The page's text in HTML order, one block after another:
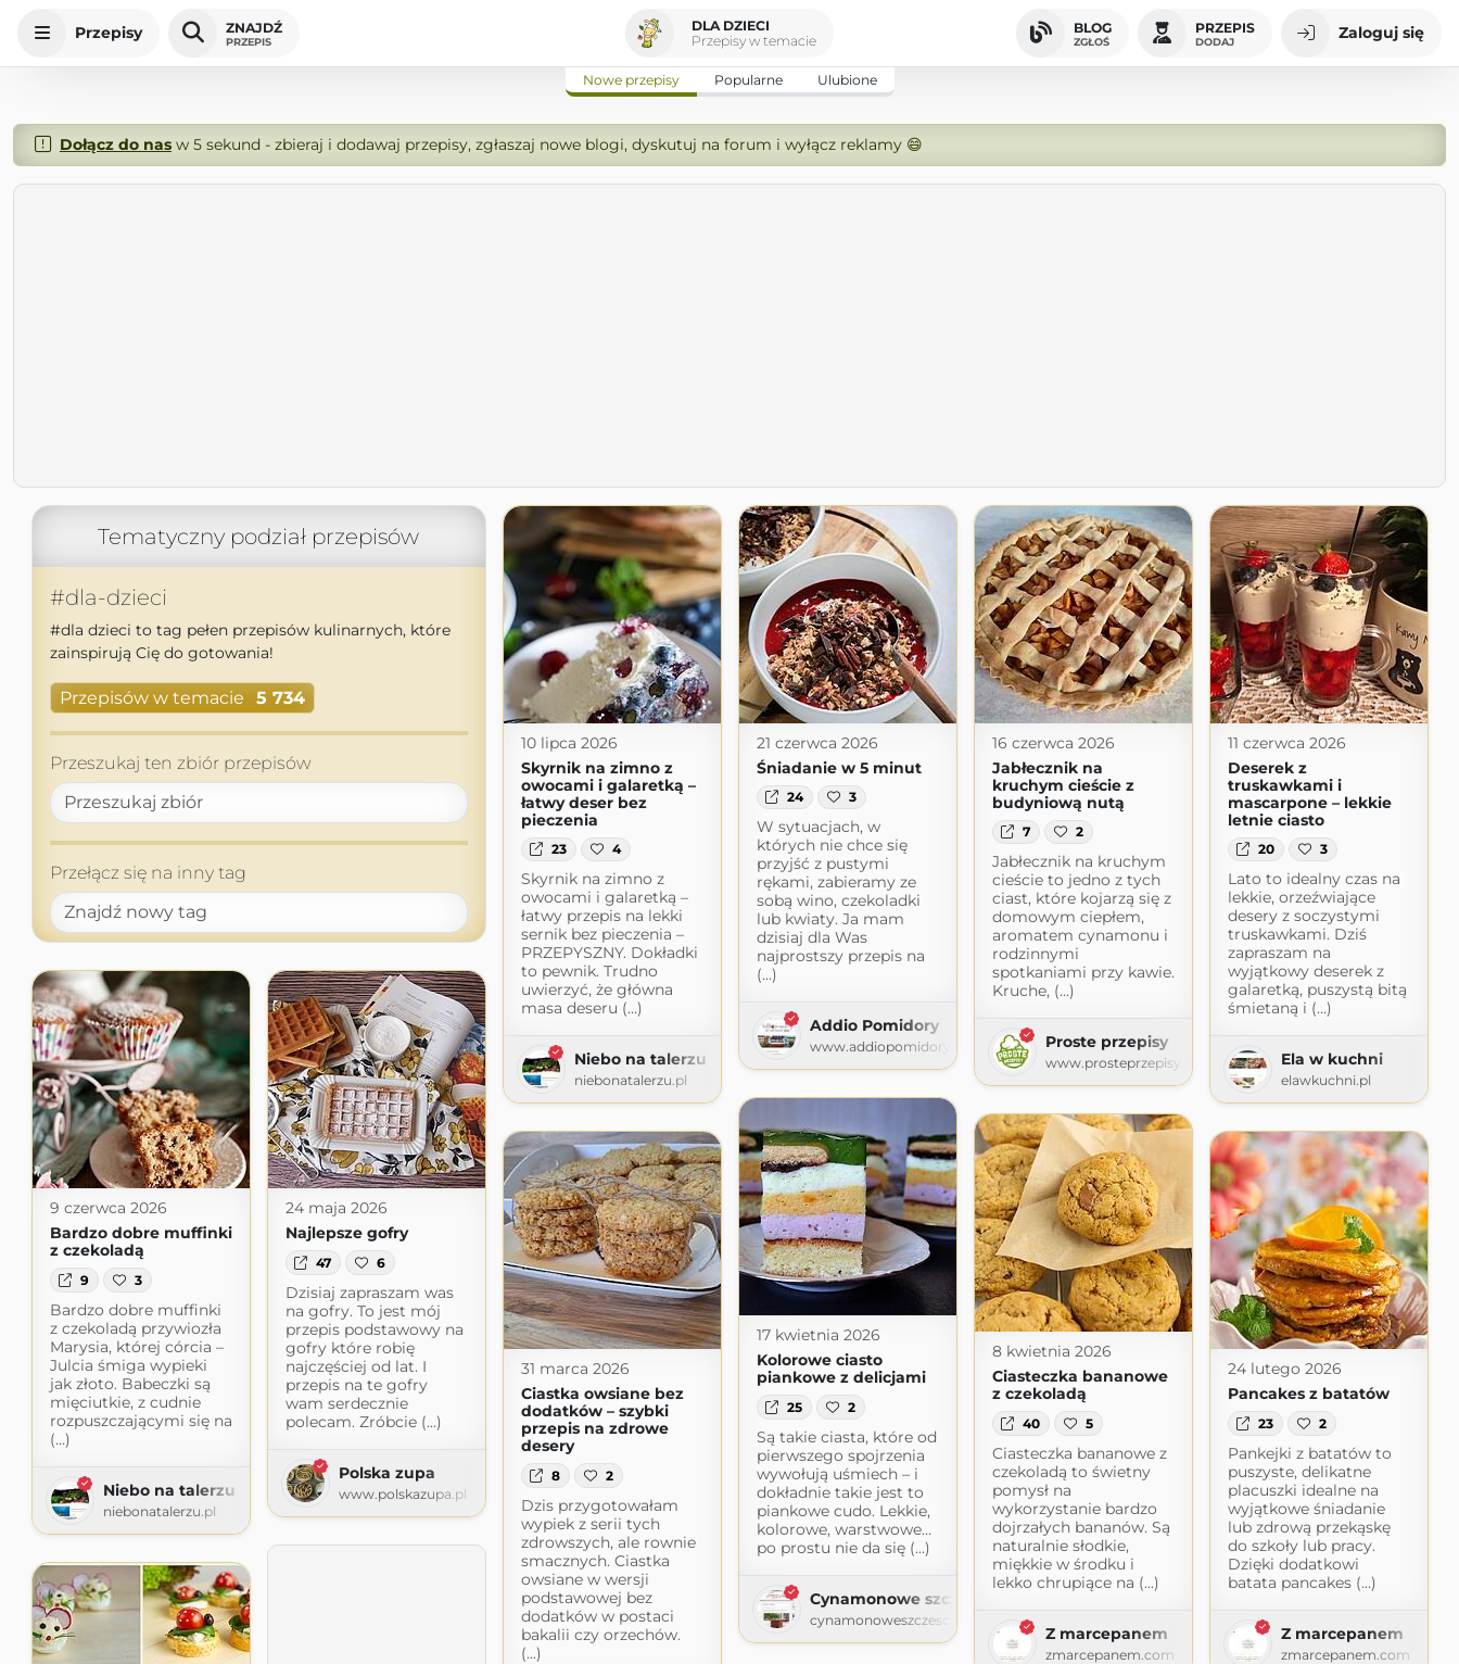
Przepisy ZNAJDŹ
PRZEPIS
DLA DZIECI
Przepisy w temacie
BLOG
ZGŁOŚ
PRZEPIS
DODAJ Zaloguj się
Nowe przepisy Popularne Ulubione
Dołącz do nasw 5 sekund - zbieraj i dodawaj przepisy, zgłaszaj nowe blogi, dyskutuj na forum i wyłącz reklamy 😄
Tematyczny podział przepisów
#dla-dzieci
#dla dzieci to tag pełen przepisów kulinarnych, które
zainspirują Cię do gotowania!
Przepisów w temacie 5 734
Przeszukaj ten zbiór przepisów
Przełącz się na inny tag
10 lipca 2026
Skyrnik na zimno z
owocami i galaretką –
łatwy deser bez
pieczenia
23 4
Skyrnik na zimno z
owocami i galaretką –
łatwy przepis na lekki
sernik bez pieczenia –
PRZEPYSZNY. Dokładki
to pewnik. Trudno
uwierzyć, że główna
masa deseru (...)
Niebo na talerzu
niebonatalerzu.pl
21 czerwca 2026
Śniadanie w 5 minut
24 3
W sytuacjach, w
których nie chce się
przyjść z pustymi
rękami, zabieramy ze
sobą wino, czekoladki
lub kwiaty. Ja mam
dzisiaj dla Was
najprostszy przepis na
(...)
Addio Pomidory
www.addiopomidory.pl
16 czerwca 2026
Jabłecznik na
kruchym cieście z
budyniową nutą
7 2
Jabłecznik na kruchym
cieście to jedno z tych
ciast, które kojarzą się z
domowym ciepłem,
aromatem cynamonu i
rodzinnymi
spotkaniami przy kawie.
Kruche, (...)
Proste przepisy
www.prosteprzepisy.com
11 czerwca 2026
Deserek z
truskawkami i
mascarpone – lekkie
letnie ciasto
20 3
Lato to idealny czas na
lekkie, orzeźwiające
desery z soczystymi
truskawkami. Dziś
zapraszam na
wyjątkowy deserek z
galaretką, puszystą bitą
śmietaną i (...)
Ela w kuchni
elawkuchni.pl
9 czerwca 2026
Bardzo dobre muffinki
z czekoladą
9 3
Bardzo dobre muffinki
z czekoladą przywiozła
Marysia, której córcia –
Julcia śmiga wypieki
jak złoto. Babeczki są
mięciutkie, z cudnie
rozpuszczającymi się na
(...)
Niebo na talerzu
niebonatalerzu.pl
24 maja 2026
Najlepsze gofry
47 6
Dzisiaj zapraszam was
na gofry. To jest mój
przepis podstawowy na
gofry które robię
najczęściej od lat. I
przepis na te gofry
wam serdecznie
polecam. Zróbcie (...)
Polska zupa
www.polskazupa.pl
17 kwietnia 2026
Kolorowe ciasto
piankowe z delicjami
25 2
Są takie ciasta, które od
pierwszego spojrzenia
wywołują uśmiech – i
dokładnie takie jest to
piankowe cudo. Lekkie,
kolorowe, warstwowe…
po prostu nie da się (...)
Cynamonowe szczescie
cynamonoweszczescie.blogspot.com
8 kwietnia 2026
Ciasteczka bananowe
z czekoladą
40 5
Ciasteczka bananowe z
czekoladą to świetny
pomysł na
wykorzystanie bardzo
dojrzałych bananów. Są
naturalnie słodkie,
miękkie w środku i
lekko chrupiące na (...)
Z marcepanem
zmarcepanem.com
31 marca 2026
Ciastka owsiane bez
dodatków – szybki
przepis na zdrowe
desery
8 2
Dzis przygotowałam
wypiek z serii tych
zdrowszych, ale rownie
smacznych. Ciastka
owsiane w wersji
podstawowej bez
dodatków w postaci
bakalii czy orzechów.
(...)
24 lutego 2026
Pancakes z batatów
23 2
Pankejki z batatów to
puszyste, delikatne
placuszki idealne na
wyjątkowe śniadanie
lub zdrową przekąskę
do szkoły lub pracy.
Dzięki dodatkowi
batata pancakes (...)
Z marcepanem
zmarcepanem.com